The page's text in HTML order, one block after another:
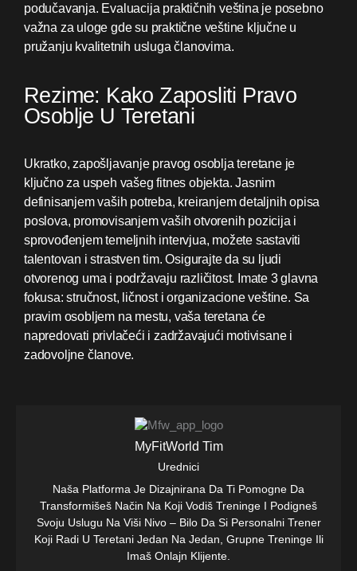
podučavanja. Evaluacija praktičnih veština je posebno
važna za uloge gde su praktične veštine ključne u
pružanju kvalitetnih usluga članovima.
Rezime: Kako Zaposliti Pravo
Osoblje U Teretani
Ukratko, zapošljavanje pravog osoblja teretane je
ključno za uspeh vašeg fitnes objekta. Jasnim
definisanjem vaših potreba, kreiranjem detaljnih opisa
poslova, promovisanjem vaših otvorenih pozicija i
sprovođenjem temeljnih intervjua, možete sastaviti
talentovan i strastven tim. Osigurajte da su ljudi
otvorenog uma i podržavaju različitost. Imate 3 glavna
fokusa: stručnost, ličnost i organizacione veštine. Sa
pravim osobljem na mestu, vaša teretana će
napredovati privlačeći i zadržavajući motivisane i
zadovoljne članove.
MyFitWorld Tim
Urednici
Naša Platforma Je Dizajnirana Da Ti Pomogne Da
Transformišeš Način Na Koji Vodiš Treninge I Podigneš
Svoju Uslugu Na Viši Nivo – Bilo Da Si Personalni Trener
Koji Radi U Teretani Jedan Na Jedan, Grupne Treninge Ili
Imaš Onlajn Klijente.